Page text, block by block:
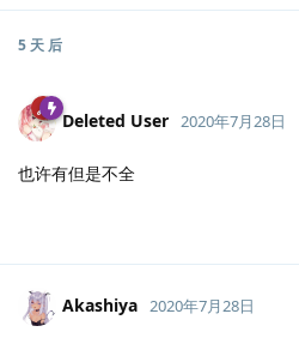
5 天 后
Deleted User 2020年7月28日
也许有但是不全
Akashiya 2020年7月28日